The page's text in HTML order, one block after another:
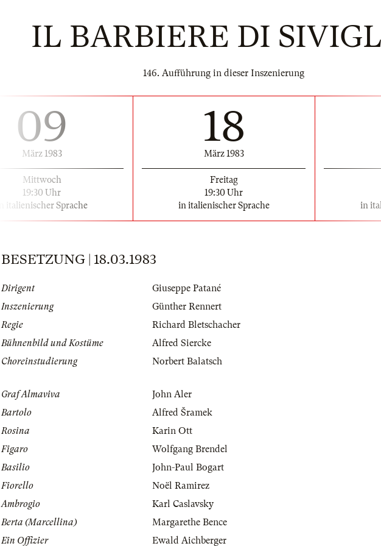
IL BARBIERE DI
146. Aufführung in dieser Inszenierung
09
März 1983
Mittwoch
19:30 Uhr
in italienischer Sprache
18
März 1983
Freitag
19:30 Uhr
in italienischer Sprache
in
BESETZUNG | 18.03.1983
Dirigent
Giuseppe Patané
Inszenierung
Günther Rennert
Regie
Richard Bletschacher
Bühnenbild und Kostüme
Alfred Siercke
Choreinstudierung
Norbert Balatsch
Graf Almaviva
John Aler
Bartolo
Alfred Šramek
Rosina
Karin Ott
Figaro
Wolfgang Brendel
Basilio
John-Paul Bogart
Fiorello
Noël Ramirez
Ambrogio
Karl Caslavsky
Berta (Marcellina)
Margarethe Bence
Ein Offizier
Ewald Aichberger